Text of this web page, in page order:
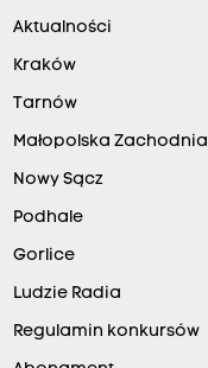
Aktualności
Kraków
Tarnów
Małopolska Zachodnia
Nowy Sącz
Podhale
Gorlice
Ludzie Radia
Regulamin konkursów